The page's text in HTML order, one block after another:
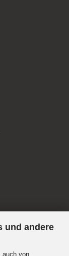
und andere
auch von